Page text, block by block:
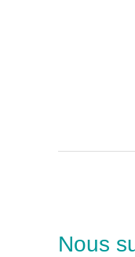
Nous